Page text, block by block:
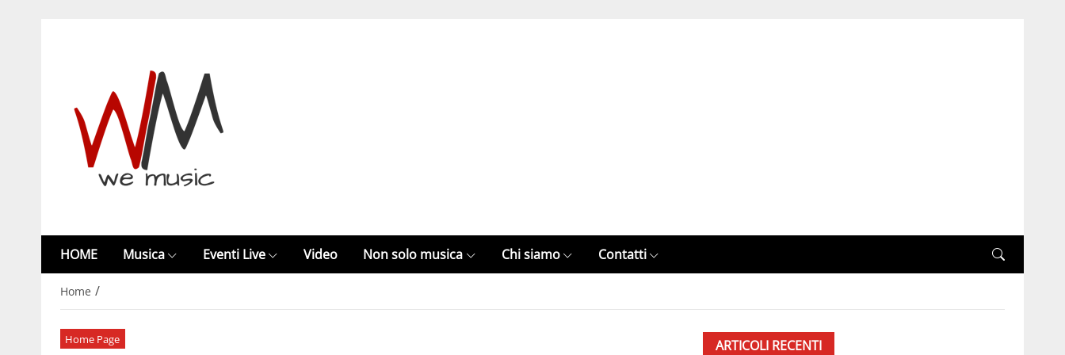
HOME Musica Eventi Live Video Non solo musica Chi siamo Contatti
Home /
Home Page ARTICOLI RECENTI